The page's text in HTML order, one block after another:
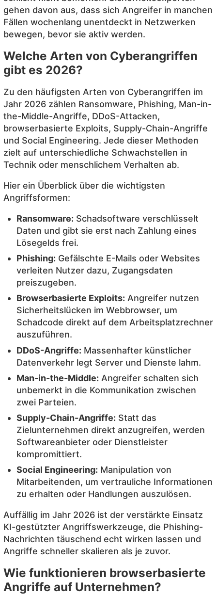
gehen davon aus, dass sich Angreifer in manchen
Fällen wochenlang unentdeckt in Netzwerken
bewegen, bevor sie aktiv werden.
Welche Arten von Cyberangriffen
gibt es 2026?
Zu den häufigsten Arten von Cyberangriffen im
Jahr 2026 zählen Ransomware, Phishing, Man-in-
the-Middle-Angriffe, DDoS-Attacken,
browserbasierte Exploits, Supply-Chain-Angriffe
und Social Engineering. Jede dieser Methoden
zielt auf unterschiedliche Schwachstellen in
Technik oder menschlichem Verhalten ab.
Hier ein Überblick über die wichtigsten
Angriffsformen:
Ransomware: Schadsoftware verschlüsselt
Daten und gibt sie erst nach Zahlung eines
Lösegelds frei.
Phishing: Gefälschte E-Mails oder Websites
verleiten Nutzer dazu, Zugangsdaten
preiszugeben.
Browserbasierte Exploits: Angreifer nutzen
Sicherheitslücken im Webbrowser, um
Schadcode direkt auf dem Arbeitsplatzrechner
auszuführen.
DDoS-Angriffe: Massenhafter künstlicher
Datenverkehr legt Server und Dienste lahm.
Man-in-the-Middle: Angreifer schalten sich
unbemerkt in die Kommunikation zwischen
zwei Parteien.
Supply-Chain-Angriffe: Statt das
Zielunternehmen direkt anzugreifen, werden
Softwareanbieter oder Dienstleister
kompromittiert.
Social Engineering: Manipulation von
Mitarbeitenden, um vertrauliche Informationen
zu erhalten oder Handlungen auszulösen.
Auffällig im Jahr 2026 ist der verstärkte Einsatz
KI-gestützter Angriffswerkzeuge, die Phishing-
Nachrichten täuschend echt wirken lassen und
Angriffe schneller skalieren als je zuvor.
Wie funktionieren browserbasierte
Angriffe auf Unternehmen?